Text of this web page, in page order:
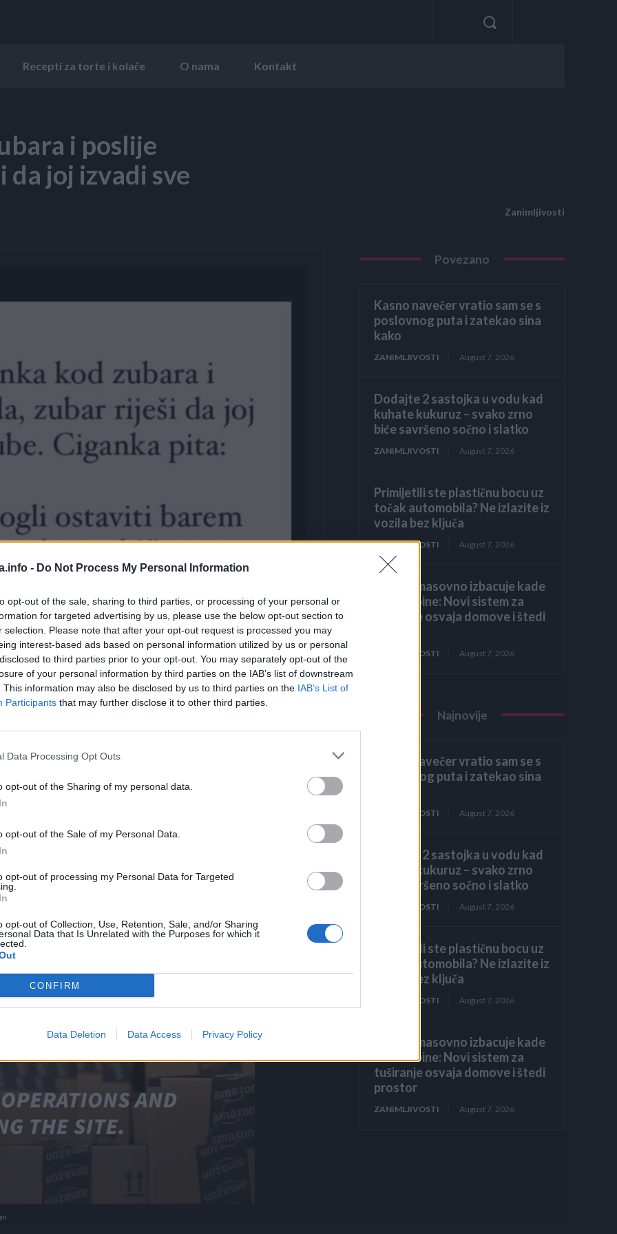
- Do Not Process My Personal Information
opt-out of the sale, sharing to third parties, or processing of your personal or
for targeted advertising by us, please use the below opt-out section to
selection. Please note that after your opt-out request is processed you may
interest-based ads based on personal information utilized by us or personal
to third parties prior to your opt-out. You may separately opt-out of the
of your personal information by third parties on the IAB’s list of downstream
This information may also be disclosed by us to third parties on the IAB’s List of
Participants that may further disclose it to other third parties.
Data Processing Opt Outs
opt-out of the Sharing of my personal data.
opt-out of the Sale of my Personal Data.
opt-out of processing my Personal Data for Targeted
opt-out of Collection, Use, Retention, Sale, and/or Sharing
Data that Is Unrelated with the Purposes for which it
CONFIRM
Data Deletion Data Access Privacy Policy
Recepti za torte i kolače O nama Kontakt
i poslije
joj izvadi sve
Zanimljivosti
riješi da joj izvadi sve zube. Ciganka pita:
Povezano
Kasno navečer vratio sam se s
poslovnog puta i zatekao sina
kako
ZANIMLJIVOSTI August 7, 2026
Dodajte 2 sastojka u vodu kad
kuhate kukuruz – svako zrno
biće savršeno sočno i slatko
ZANIMLJIVOSTI August 7, 2026
Primijetili ste plastičnu bocu uz
točak automobila? Ne izlazite iz
vozila bez ključa
ZANIMLJIVOSTI August 7, 2026
Evropa masovno izbacuje kade
i tuš-kabine: Novi sistem za
tuširanje osvaja domove i štedi
ZANIMLJIVOSTI August 7, 2026
Najnovije
Kasno navečer vratio sam se s
poslovnog puta i zatekao sina
ZANIMLJIVOSTI August 7, 2026
Dodajte 2 sastojka u vodu kad
kuhate kukuruz – svako zrno
biće savršeno sočno i slatko
ZANIMLJIVOSTI August 7, 2026
Primijetili ste plastičnu bocu uz
točak automobila? Ne izlazite iz
vozila bez ključa
ZANIMLJIVOSTI August 7, 2026
Evropa masovno izbacuje kade
i tuš-kabine: Novi sistem za
tuširanje osvaja domove i štedi
prostor
ZANIMLJIVOSTI August 7, 2026